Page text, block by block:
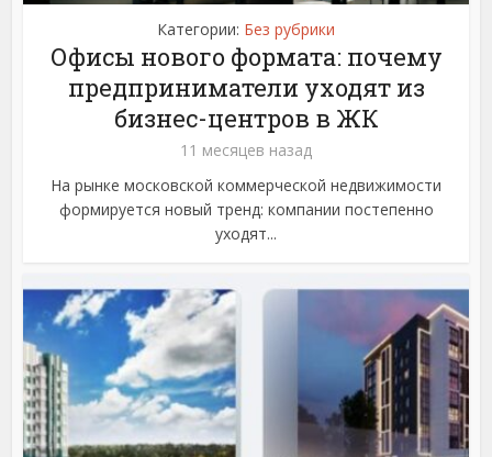
Категории: Без рубрики
Офисы нового формата: почему
предприниматели уходят из
бизнес-центров в ЖК
11 месяцев назад
На рынке московской коммерческой недвижимости
формируется новый тренд: компании постепенно
уходят...